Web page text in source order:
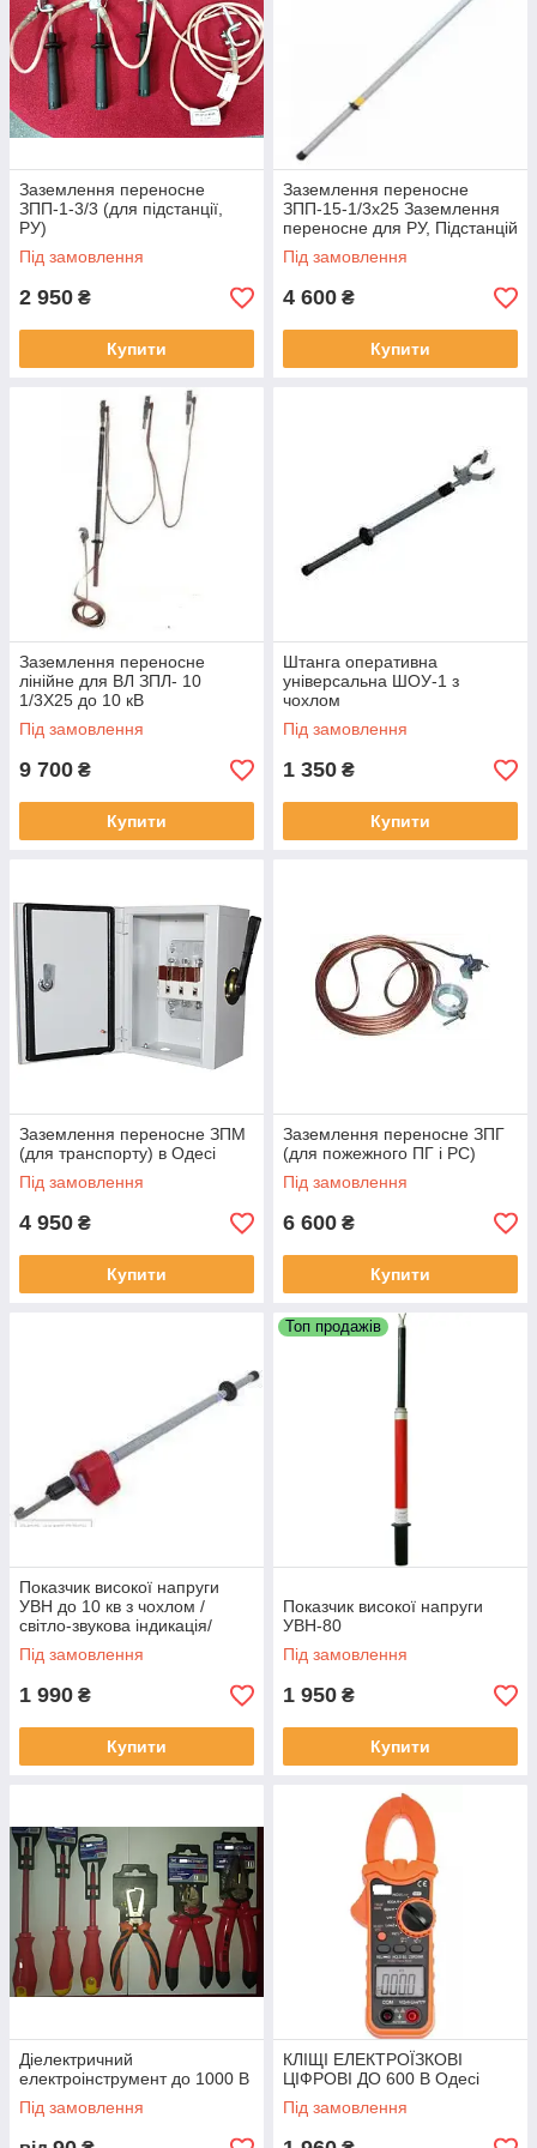
Заземлення переносне
ЗПП-1-3/3 (для підстанції,
РУ)
Під замовлення
2 950 ₴
Купити
Заземлення переносне
ЗПП-15-1/3х25 Заземлення
переносне для РУ, Підстанцій
Під замовлення
4 600 ₴
Купити
Заземлення переносне
лінійне для ВЛ ЗПЛ- 10
1/3Х25 до 10 кВ
Під замовлення
9 700 ₴
Купити
Штанга оперативна
універсальна ШОУ-1 з
чохлом
Під замовлення
1 350 ₴
Купити
Заземлення переносне ЗПМ
(для транспорту) в Одесі
Під замовлення
4 950 ₴
Купити
Заземлення переносне ЗПГ
(для пожежного ПГ і РС)
Під замовлення
6 600 ₴
Купити
Показчик високої напруги
УВН до 10 кв з чохлом /
світло-звукова індикація/
Під замовлення
1 990 ₴
Купити
Топ продажів
Показчик високої напруги
УВН-80
Під замовлення
1 950 ₴
Купити
Діелектричний
електроінструмент до 1000 В
Під замовлення
КЛІЩІ ЕЛЕКТРОЇЗКОВІ
ЦІФРОВІ ДО 600 В Одесі
Під замовлення